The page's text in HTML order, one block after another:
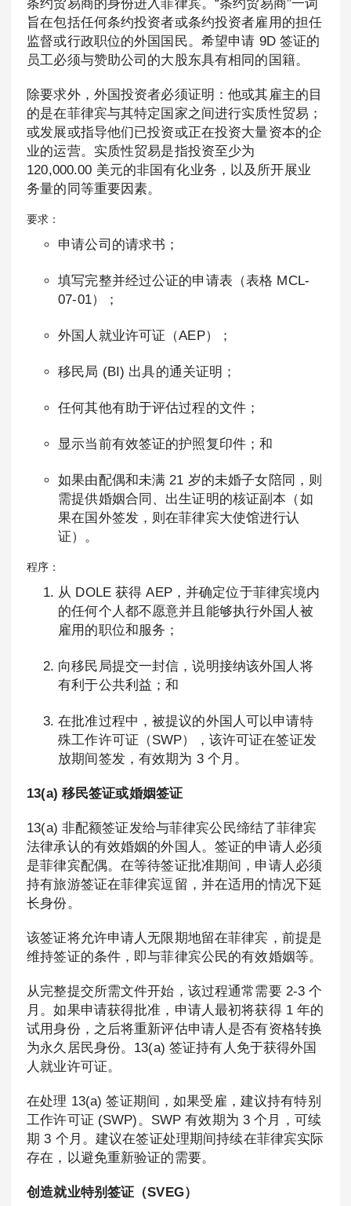
条约贸易商的身份进入菲律宾。“条约贸易商”一词
旨在包括任何条约投资者或条约投资者雇用的担任
监督或行政职位的外国国民。希望申请 9D 签证的
员工必须与赞助公司的大股东具有相同的国籍。
除要求外，外国投资者必须证明：他或其雇主的目
的是在菲律宾与其特定国家之间进行实质性贸易；
或发展或指导他们已投资或正在投资大量资本的企
业的运营。实质性贸易是指投资至少为
120,000.00 美元的非国有化业务，以及所开展业
务量的同等重要因素。
要求：
申请公司的请求书；
填写完整并经过公证的申请表（表格 MCL-
07-01）；
外国人就业许可证（AEP）；
移民局 (BI) 出具的通关证明；
任何其他有助于评估过程的文件；
显示当前有效签证的护照复印件；和
如果由配偶和未满 21 岁的未婚子女陪同，则
需提供婚姻合同、出生证明的核证副本（如
果在国外签发，则在菲律宾大使馆进行认
证）。
程序：
从 DOLE 获得 AEP，并确定位于菲律宾境内
的任何个人都不愿意并且能够执行外国人被
雇用的职位和服务；
向移民局提交一封信，说明接纳该外国人将
有利于公共利益；和
在批准过程中，被提议的外国人可以申请特
殊工作许可证（SWP），该许可证在签证发
放期间签发，有效期为 3 个月。
13(a) 移民签证或婚姻签证
13(a) 非配额签证发给与菲律宾公民缔结了菲律宾
法律承认的有效婚姻的外国人。签证的申请人必须
是菲律宾配偶。在等待签证批准期间，申请人必须
持有旅游签证在菲律宾逗留，并在适用的情况下延
长身份。
该签证将允许申请人无限期地留在菲律宾，前提是
维持签证的条件，即与菲律宾公民的有效婚姻等。
从完整提交所需文件开始，该过程通常需要 2-3 个
月。如果申请获得批准，申请人最初将获得 1 年的
试用身份，之后将重新评估申请人是否有资格转换
为永久居民身份。13(a) 签证持有人免于获得外国
人就业许可证。
在处理 13(a) 签证期间，如果受雇，建议持有特别
工作许可证 (SWP)。SWP 有效期为 3 个月，可续
期 3 个月。建议在签证处理期间持续在菲律宾实际
存在，以避免重新验证的需要。
创造就业特别签证（SVEG）